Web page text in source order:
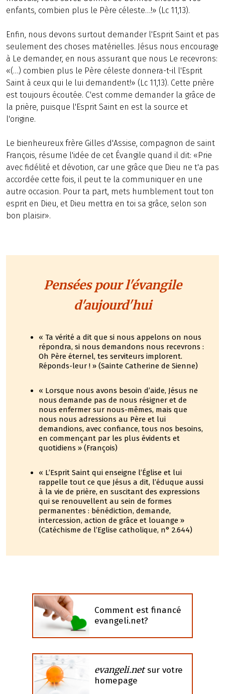
enfants, combien plus le Père céleste…!» (Lc 11,13).
Enfin, nous devons surtout demander l'Esprit Saint et pas
seulement des choses matérielles. Jésus nous encourage
à Le demander, en nous assurant que nous Le recevrons:
«(…) combien plus le Père céleste donnera-t-il l'Esprit
Saint à ceux qui le lui demandent!» (Lc 11,13). Cette prière
est toujours écoutée. C'est comme demander la grâce de
la prière, puisque l'Esprit Saint en est la source et
l'origine.
Le bienheureux frère Gilles d'Assise, compagnon de saint
François, résume l'idée de cet Évangile quand il dit: «Prie
avec fidélité et dévotion, car une grâce que Dieu ne t'a pas
accordée cette fois, il peut te la communiquer en une
autre occasion. Pour ta part, mets humblement tout ton
esprit en Dieu, et Dieu mettra en toi sa grâce, selon son
bon plaisir».
Pensées pour l'évangile
d'aujourd'hui
« Ta vérité a dit que si nous appelons on nous
répondra, si nous demandons nous recevrons :
Oh Père éternel, tes serviteurs implorent.
Réponds-leur ! » (Sainte Catherine de Sienne)
« Lorsque nous avons besoin d’aide, Jésus ne
nous demande pas de nous résigner et de
nous enfermer sur nous-mêmes, mais que
nous nous adressions au Père et lui
demandions, avec confiance, tous nos besoins,
en commençant par les plus évidents et
quotidiens » (François)
« L’Esprit Saint qui enseigne l’Église et lui
rappelle tout ce que Jésus a dit, l’éduque aussi
à la vie de prière, en suscitant des expressions
qui se renouvellent au sein de formes
permanentes : bénédiction, demande,
intercession, action de grâce et louange »
(Catéchisme de l’Eglise catholique, n° 2.644)
Comment est financé
evangeli.net?
evangeli.netsur votre
homepage